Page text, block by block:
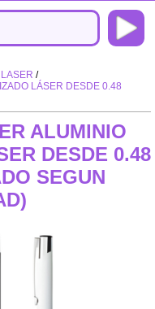
/
LÁSER DESDE 0.48
ALUMINIO
DESDE 0.48
SEGUN